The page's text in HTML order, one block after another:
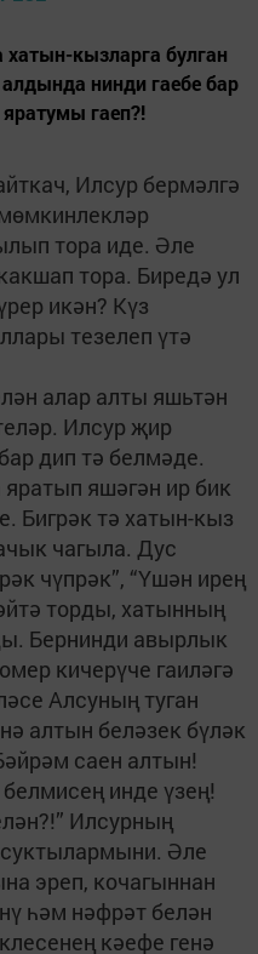
кызларга булган
нинди гаебе бар
гаеп?!
Илсур бермәлгә
тора иде. Әле
тора. Биредә ул
икән? Күз
тезелеп үтә
алар алты яшьтән
Илсур җир
дип тә белмәде.
яшәгән ир бик
Бигрәк тә хатын-кыз
чагыла. Дус
чүпрәк”, “Үшән ирең
торды, хатынның
Бернинди авырлык
кичерүче гаиләгә
Алсуның туган
алтын беләзек бүләк
саен алтын!
инде үзең!
Илсурның
Әле
эреп, кочагыннан
һәм нәфрәт белән
кәефе генә